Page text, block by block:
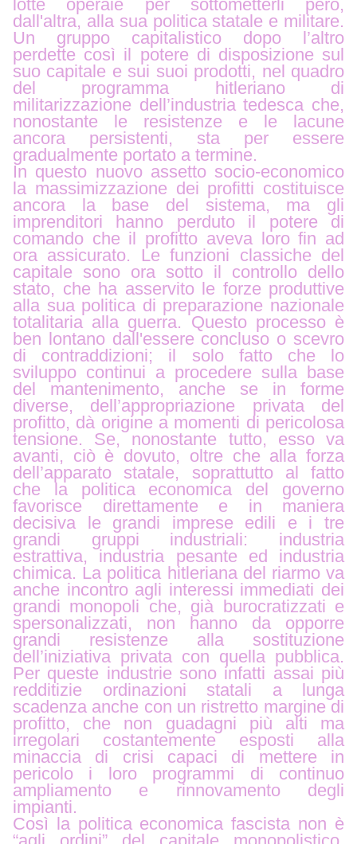
lotte operaie per sottometterli però,
dall'altra, alla sua politica statale e militare.
Un gruppo capitalistico dopo l’altro
perdette così il potere di disposizione sul
suo capitale e sui suoi prodotti, nel quadro
del programma hitleriano di
militarizzazione dell’industria tedesca che,
nonostante le resistenze e le lacune
ancora persistenti, sta per essere
gradualmente portato a termine.
In questo nuovo assetto socio-economico
la massimizzazione dei profitti costituisce
ancora la base del sistema, ma gli
imprenditori hanno perduto il potere di
comando che il profitto aveva loro fin ad
ora assicurato. Le funzioni classiche del
capitale sono ora sotto il controllo dello
stato, che ha asservito le forze produttive
alla sua politica di preparazione nazionale
totalitaria alla guerra. Questo processo è
ben lontano dall'essere concluso o scevro
di contraddizioni; il solo fatto che lo
sviluppo continui a procedere sulla base
del mantenimento, anche se in forme
diverse, dell’appropriazione privata del
profitto, dà origine a momenti di pericolosa
tensione. Se, nonostante tutto, esso va
avanti, ciò è dovuto, oltre che alla forza
dell’apparato statale, soprattutto al fatto
che la politica economica del governo
favorisce direttamente e in maniera
decisiva le grandi imprese edili e i tre
grandi gruppi industriali: industria
estrattiva, industria pesante ed industria
chimica. La politica hitleriana del riarmo va
anche incontro agli interessi immediati dei
grandi monopoli che, già burocratizzati e
spersonalizzati, non hanno da opporre
grandi resistenze alla sostituzione
dell’iniziativa privata con quella pubblica.
Per queste industrie sono infatti assai più
redditizie ordinazioni statali a lunga
scadenza anche con un ristretto margine di
profitto, che non guadagni più alti ma
irregolari costantemente esposti alla
minaccia di crisi capaci di mettere in
pericolo i loro programmi di continuo
ampliamento e rinnovamento degli
impianti.
Così la politica economica fascista non è